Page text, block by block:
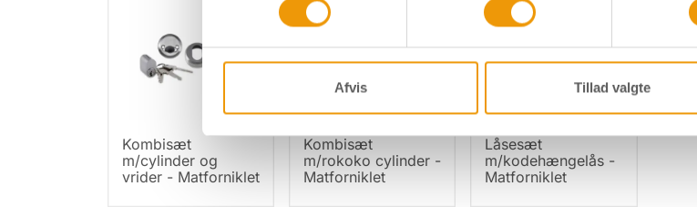
Afvis Tillad valgte
Kombisæt
m/cylinder og
vrider - Matforniklet
Kombisæt
m/rokoko cylinder -
Matforniklet
Låsesæt
m/kodehængelås -
Matforniklet